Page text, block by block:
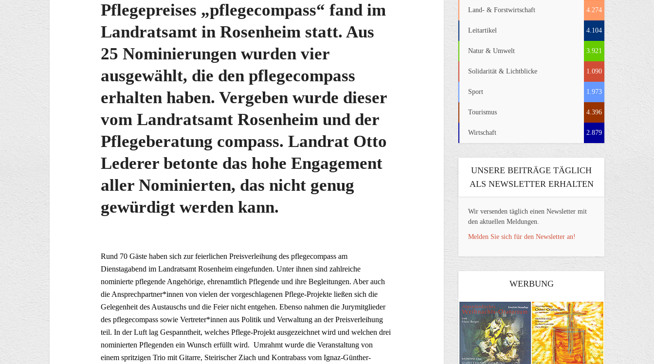
Pflegepreises „pflegecompass“ fand im
Landratsamt in Rosenheim statt. Aus
25 Nominierungen wurden vier
ausgewählt, die den pflegecompass
erhalten haben. Vergeben wurde dieser
vom Landratsamt Rosenheim und der
Pflegeberatung compass. Landrat Otto
Lederer betonte das hohe Engagement
aller Nominierten, das nicht genug
gewürdigt werden kann.
Rund 70 Gäste haben sich zur feierlichen Preisverleihung des pflegecompass am
Dienstagabend im Landratsamt Rosenheim eingefunden. Unter ihnen sind zahlreiche
nominierte pflegende Angehörige, ehrenamtlich Pflegende und ihre Begleitungen. Aber auch
die Ansprechpartner*innen von vielen der vorgeschlagenen Pflege-Projekte ließen sich die
Gelegenheit des Austauschs und die Feier nicht entgehen. Ebenso nahmen die Jurymitglieder
des pflegecompass sowie Vertreter*innen aus Politik und Verwaltung an der Preisverleihung
teil. In der Luft lag Gespanntheit, welches Pflege-Projekt ausgezeichnet wird und welchen drei
nominierten Pflegenden ein Wunsch erfüllt wird. Umrahmt wurde die Veranstaltung von
einem spritzigen Trio mit Gitarre, Steirischer Ziach und Kontrabass vom Ignaz-Günther-
Land- & Forstwirtschaft 4.274
Leitartikel 4.104
Natur & Umwelt 3.921
Solidarität & Lichtblicke 1.090
Sport 1.973
Tourismus 4.396
Wirtschaft 2.879
UNSERE BEITRÄGE TÄGLICH
ALS NEWSLETTER ERHALTEN
Wir versenden täglich einen Newsletter mit
den aktuellen Meldungen.
Melden Sie sich für den Newsletter an!
WERBUNG